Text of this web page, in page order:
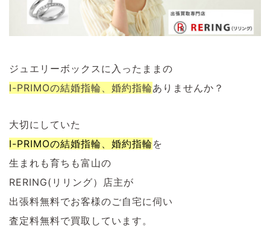
ジュエリーボックスに入ったままの
I-PRIMOの結婚指輪、婚約指輪ありませんか？
大切にしていた
I-PRIMOの結婚指輪、婚約指輪を
生まれも育ちも富山の
RERING(リリング）店主が
出張料無料でお客様のご自宅に伺い
査定料無料で買取しています。